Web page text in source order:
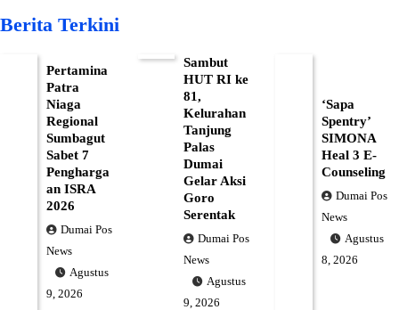
Berita Terkini
Pertamina
Patra
Niaga
Regional
Sumbagut
Sabet 7
Pengharga
an ISRA
2026
Dumai Pos
News
Agustus
9, 2026
Sambut
HUT RI ke
81,
Kelurahan
Tanjung
Palas
Dumai
Gelar Aksi
Goro
Serentak
Dumai Pos
News
Agustus
9, 2026
‘Sapa
Spentry’
SIMONA
Heal 3 E-
Counseling
Dumai Pos
News
Agustus
8, 2026